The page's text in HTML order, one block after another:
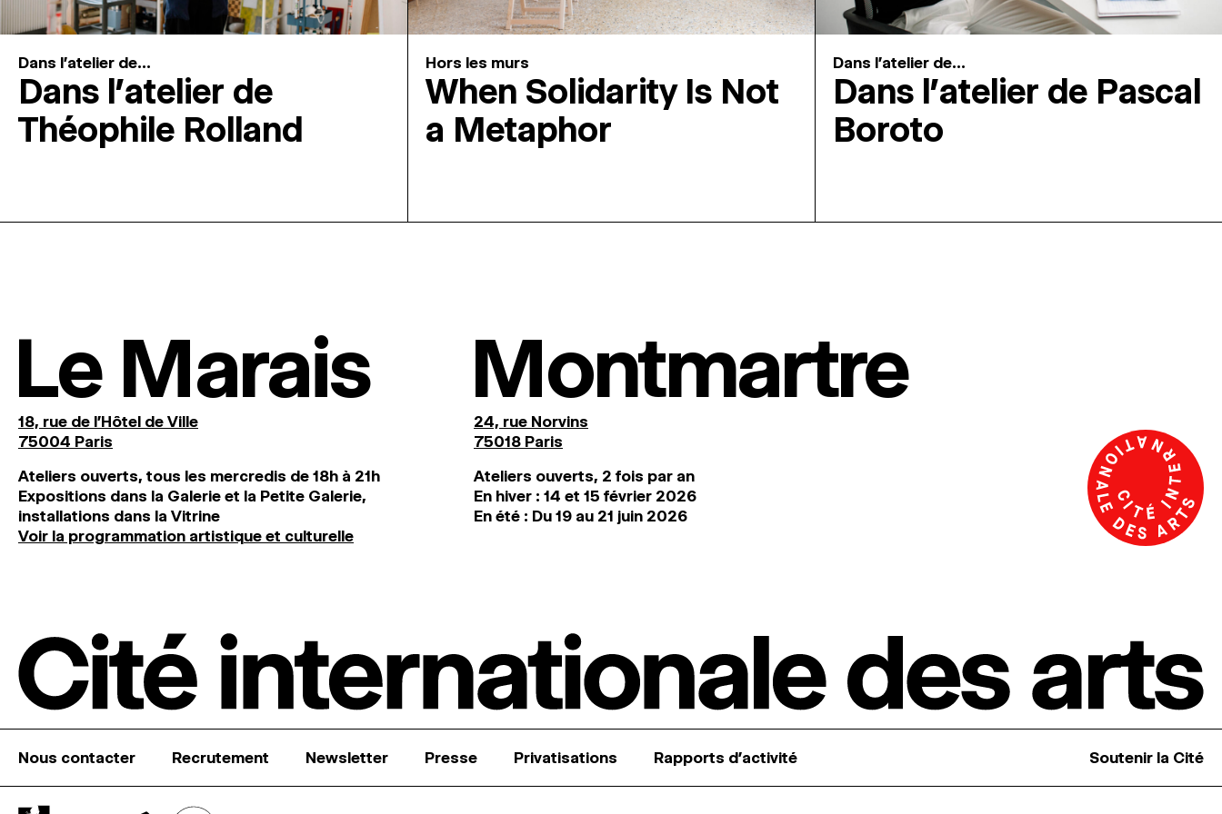
Dans l'atelier de...
Dans l’atelier de
Théophile Rolland
Hors les murs
When Solidarity Is Not
a Metaphor
Dans l'atelier de...
Dans l’atelier de Pascal
Boroto
Le Marais
18, rue de l'Hôtel de Ville
75004 Paris
Ateliers ouverts, tous les mercredis de 18h à 21h
Expositions dans la Galerie et la Petite Galerie,
installations dans la Vitrine
Voir la programmation artistique et culturelle
Montmartre
24, rue Norvins
75018 Paris
Ateliers ouverts, 2 fois par an
En hiver : 14 et 15 février 2026
En été : Du 19 au 21 juin 2026
Nous contacter Recrutement Newsletter Presse Privatisations Rapports d’activité Soutenir la Cité